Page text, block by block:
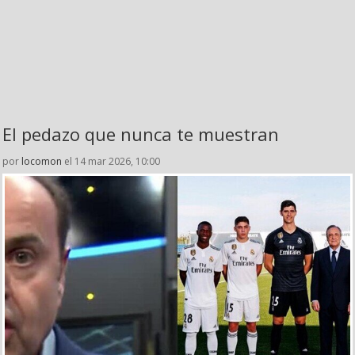
El pedazo que nunca te muestran
por locomon el 14 mar 2026, 10:00